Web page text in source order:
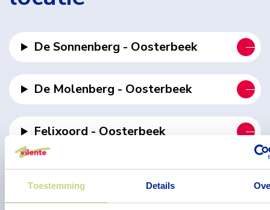
Toestemming Details
De Sonnenberg - Oosterbeek
De Molenberg - Oosterbeek
Felixoord - Oosterbeek
Het Beekdal - Heelsum